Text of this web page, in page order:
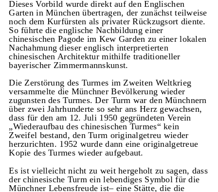
Dieses Vorbild wurde direkt auf den Englischen
Garten in München übertragen, der zunächst teilweise
noch dem Kurfürsten als privater Rückzugsort diente.
So führte die englische Nachbildung einer
chinesischen Pagode im Kew Garden zu einer lokalen
Nachahmung dieser englisch interpretierten
chinesischen Architektur mithilfe traditioneller
bayerischer Zimmermannskunst.
Die Zerstörung des Turmes im Zweiten Weltkrieg
versammelte die Münchner Bevölkerung wieder
zugunsten des Turmes. Der Turm war den Münchnern
über zwei Jahrhunderte so sehr ans Herz gewachsen,
dass für den am 12. Juli 1950 gegründeten Verein
„Wiederaufbau des chinesischen Turmes“ kein
Zweifel bestand, den Turm originalgetreu wieder
herzurichten. 1952 wurde dann eine originalgetreue
Kopie des Turmes wieder aufgebaut.
Es ist vielleicht nicht zu weit hergeholt zu sagen, dass
der chinesische Turm ein lebendiges Symbol für die
Münchner Lebensfreude ist– eine Stätte, die die